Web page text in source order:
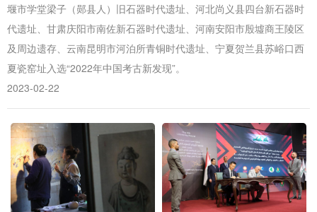
四川 贵州 云南 西藏
陕西 甘肃 青海 宁夏
新疆 内蒙古
多语种频道
English Español Français عربى
Русский язык 日本語 한국어
堰市学堂梁子（郧县人）旧石器时代遗址、河北尚义县四台新石器时
代遗址、甘肃庆阳市南佐新石器时代遗址、河南安阳市殷墟商王陵区
及周边遗存、云南昆明市河泊所青铜时代遗址、宁夏贺兰县苏峪口西
夏瓷窑址入选“2022年中国考古新发现”。
2023-02-22